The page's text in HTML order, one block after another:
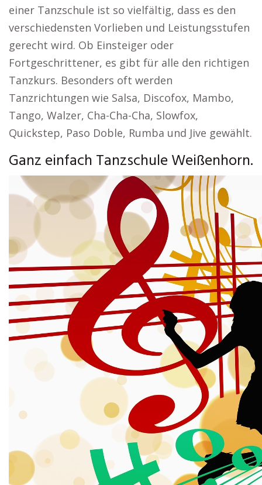
einer Tanzschule ist so vielfältig, dass es den
verschiedensten Vorlieben und Leistungsstufen
gerecht wird. Ob Einsteiger oder
Fortgeschrittener, es gibt für alle den richtigen
Tanzkurs. Besonders oft werden
Tanzrichtungen wie Salsa, Discofox, Mambo,
Tango, Walzer, Cha-Cha-Cha, Slowfox,
Quickstep, Paso Doble, Rumba und Jive gewählt.
Ganz einfach Tanzschule Weißenhorn.